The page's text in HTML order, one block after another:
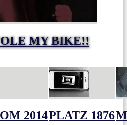
MY BIKE!!
2014PLATZ 1876